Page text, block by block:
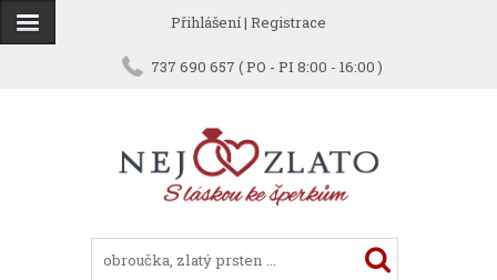
Přihlášení| Registrace
737 690 657 ( PO - PI 8:00 - 16:00 )